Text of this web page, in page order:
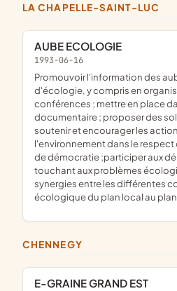
LA CHAPELLE-SAINT-LUC
AUBE ECOLOGIE
1993-06-16
promouvoir l'information des auboissur les problemes
d'écologie, y compris en
conférences ; mettre en place
documentaire ; proposer des
soutenir et encourager les
l'environnement dans le
de démocratie ;participer aux
touchant aux problèmes
synergies entre les différentes
écologique du plan local au
CHENNEGY
E-GRAINE GRAND EST